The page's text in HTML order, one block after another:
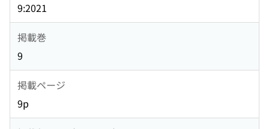
9:2021
掲載巻
9
掲載ページ
9p